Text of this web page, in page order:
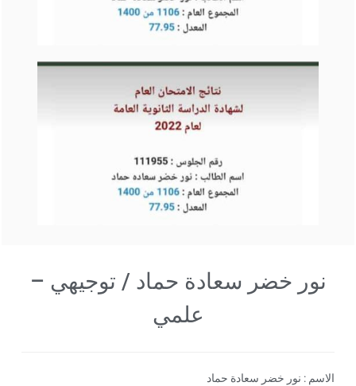
نور خضر سعادة حماد / توجيهي –
علمي
الاسم : نور خضر سعادة حماد